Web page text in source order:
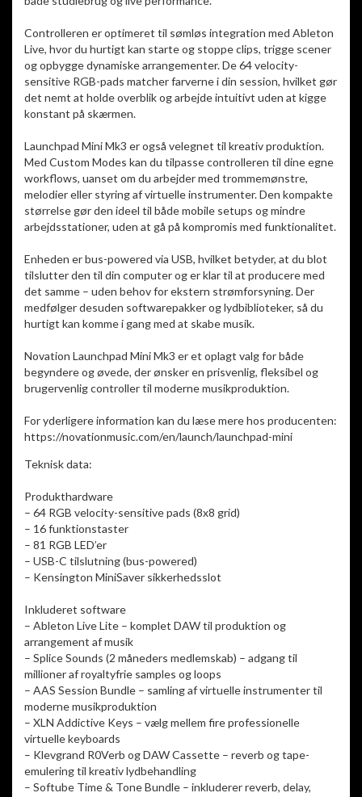
Controlleren er optimeret til sømløs integration med Ableton
Live, hvor du hurtigt kan starte og stoppe clips, trigge scener
og opbygge dynamiske arrangementer. De 64 velocity-
sensitive RGB-pads matcher farverne i din session, hvilket gør
det nemt at holde overblik og arbejde intuitivt uden at kigge
konstant på skærmen.
Launchpad Mini Mk3 er også velegnet til kreativ produktion.
Med Custom Modes kan du tilpasse controlleren til dine egne
workflows, uanset om du arbejder med trommemønstre,
melodier eller styring af virtuelle instrumenter. Den kompakte
størrelse gør den ideel til både mobile setups og mindre
arbejdsstationer, uden at gå på kompromis med funktionalitet.
Enheden er bus-powered via USB, hvilket betyder, at du blot
tilslutter den til din computer og er klar til at producere med
det samme – uden behov for ekstern strømforsyning. Der
medfølger desuden softwarepakker og lydbiblioteker, så du
hurtigt kan komme i gang med at skabe musik.
Novation Launchpad Mini Mk3 er et oplagt valg for både
begyndere og øvede, der ønsker en prisvenlig, fleksibel og
brugervenlig controller til moderne musikproduktion.
For yderligere information kan du læse mere hos producenten:
https://novationmusic.com/en/launch/launchpad-mini
Teknisk data:
Produkthardware
– 64 RGB velocity-sensitive pads (8x8 grid)
– 16 funktionstaster
– 81 RGB LED’er
– USB-C tilslutning (bus-powered)
– Kensington MiniSaver sikkerhedsslot
Inkluderet software
– Ableton Live Lite – komplet DAW til produktion og
arrangement af musik
– Splice Sounds (2 måneders medlemskab) – adgang til
millioner af royaltyfrie samples og loops
– AAS Session Bundle – samling af virtuelle instrumenter til
moderne musikproduktion
– XLN Addictive Keys – vælg mellem fire professionelle
virtuelle keyboards
– Klevgrand R0Verb og DAW Cassette – reverb og tape-
emulering til kreativ lydbehandling
– Softube Time & Tone Bundle – inkluderer reverb, delay,